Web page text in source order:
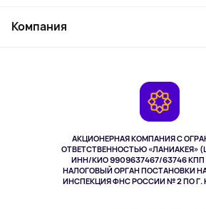
АКЦИОНЕРНАЯ КОМПАНИЯ С
ОТВЕТСТВЕННОСТЬЮ «ЛАНИАКЕЯ»
ИНН/КИО 9909637467/63746 КПП
НАЛОГОВЫЙ ОРГАН ПОСТАНОВКИ НА
ИНСПЕКЦИЯ ФНС РОССИИ № 2 ПО Г.
Косметика и уход
Здоровье питомцев
Как заказать
Компания